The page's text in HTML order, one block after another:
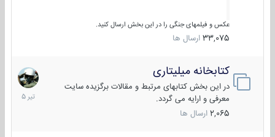
عکس و فیلمهای جنگی را در این بخش ارسال کنید.
33,075 ارسال ها
کتابخانه میلیتاری
در این بخش کتابهای مرتبط و مقالات برگزیده سایت
معرفی و ارایه می گردد.
2,065 ارسال ها
16
تیر
1405